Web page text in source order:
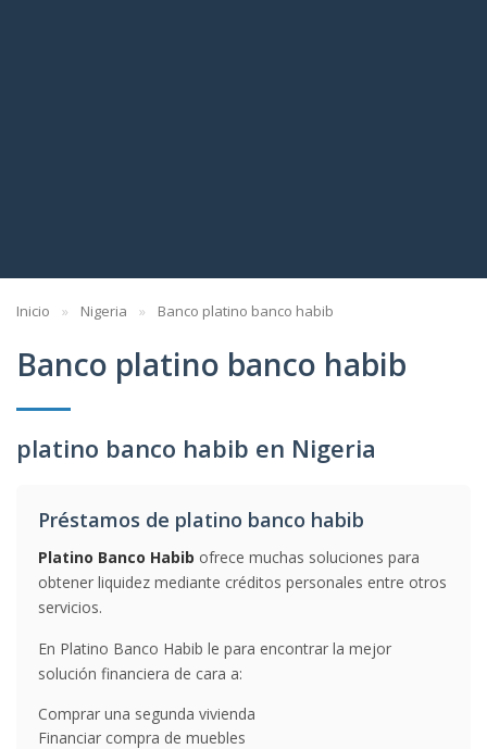
Inicio Nigeria Banco platino banco habib
Banco platino banco habib
platino banco habib en Nigeria
Préstamos de platino banco habib
Platino Banco Habib ofrece muchas soluciones para
obtener liquidez mediante créditos personales entre otros
servicios.
En Platino Banco Habib le para encontrar la mejor
solución financiera de cara a:
Comprar una segunda vivienda
Financiar compra de muebles